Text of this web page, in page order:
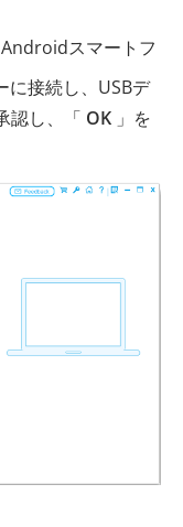
スマートフ
に接続し、USBデ
認し、「 OK 」を